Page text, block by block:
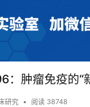
：肿瘤免疫的“
研究 • 阅读 38748